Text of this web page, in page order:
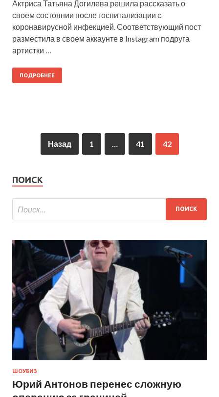
Актриса Татьяна Догилева решила рассказать о
своем состоянии после госпитализации с
коронавирусной инфекцией. Соответствующий пост
разместила в своем аккаунте в Instagram подруга
артистки …
ПОДРОБНЕЕ
Назад 1 41 42
ПОИСК
ШОУБИЗ
Юрий Антонов перенес сложную